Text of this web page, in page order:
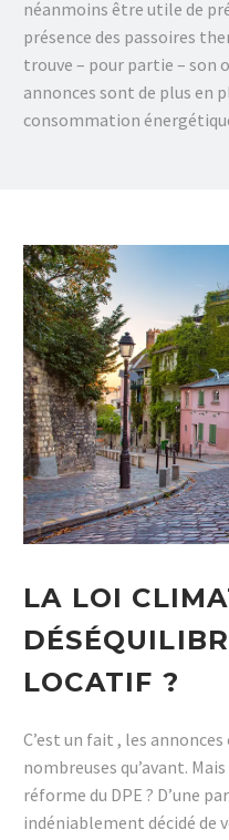
néanmoins être utile de
présence des passoires
trouve – pour partie – son
annonces sont de plus en
consommation
LA LOI
LOCATIF ?
C’est un fait , les
nombreuses qu’avant.
réforme du DPE ? D’une
indéniablement décidé de